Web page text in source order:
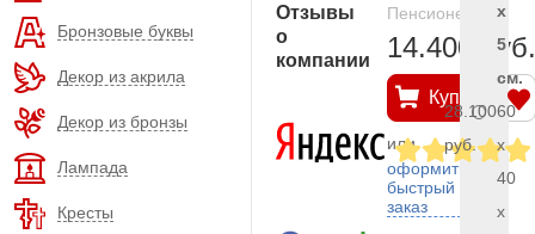
Бронзовые буквы
Декор из акрила
Декор из бронзы
Лампада
Кресты
Отзывы
о
компании
Пенсионерам
14.400 руб.
Купить
или
оформить
быстрый
заказ
x
5
см.
28.100
руб.
60
x
40
x